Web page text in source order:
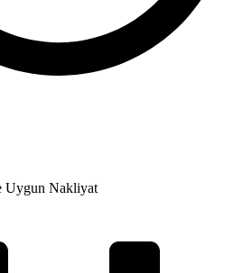
Uygun Nakliyat